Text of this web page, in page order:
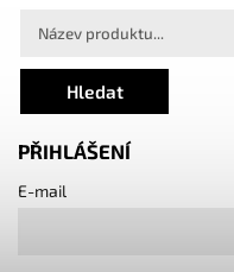
Hledat
PŘIHLÁŠENÍ
E-mail